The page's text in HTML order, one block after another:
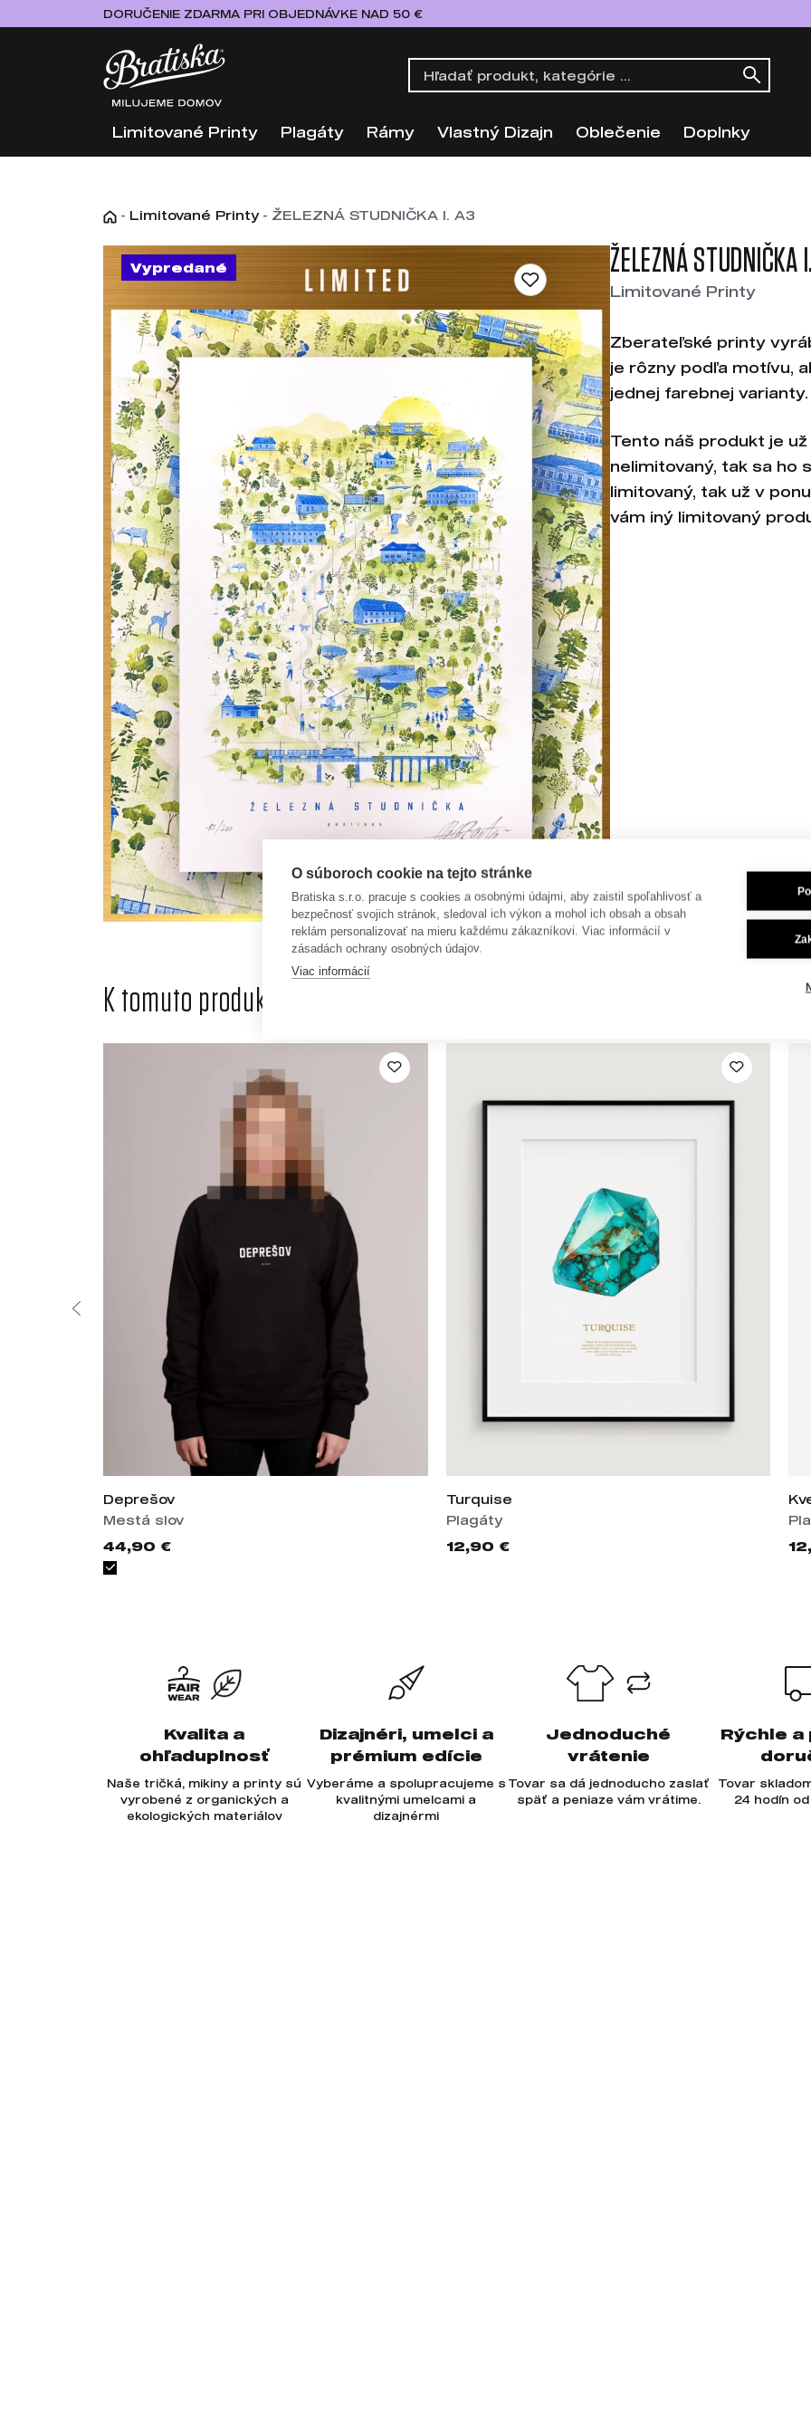
DORUČENIE ZDARMA PRI OBJEDNÁVKE NAD 50 €
Limitované Printy Plagáty Rámy Vlastný Dizajn Oblečenie Doplnky
- Limitované Printy - ŽELEZNÁ STUDNIČKA I. A3
Vypredané ŽELEZNÁ STUDNIČKA
Limitované Printy
Zberateľské printy
je rôzny podľa motívu,
jednej farebnej varianty.
Tento náš produkt je
nelimitovaný, tak sa ho
limitovaný, tak už v
vám iný limitovaný
K tomuto produktu odporúčame dokúpiť aj
Deprešov
Mestá slov
44,90 €
Turquise
Plagáty
12,90 €
Kvalita a
ohľaduplnosť
Naše tričká, mikiny a printy sú
vyrobené z organických a
ekologických materiálov
Dizajnéri, umelci a
prémium edície
Vyberáme a spolupracujeme s
kvalitnými umelcami a
dizajnérmi
Jednoduché
vrátenie
Tovar sa dá jednoducho zaslať
späť a peniaze vám vrátime.
Rýchle a
Tovar
24 hodín
O súboroch cookie na tejto stránke
Bratiska s.r.o. pracuje s cookies a osobnými údajmi, aby zaistil spoľahlivosť a
bezpečnosť svojich stránok, sledoval ich výkon a mohol ich obsah a obsah
reklám personalizovať na mieru každému zákazníkovi. Viac informácií v
zásadách ochrany osobných údajov.
Viac informácií